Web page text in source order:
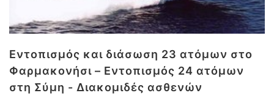
Εντοπισμός και διάσωση 23 ατόμων στο
Φαρμακονήσι – Εντοπισμός 24 ατόμων
στη Σύμη - Διακομιδές ασθενών